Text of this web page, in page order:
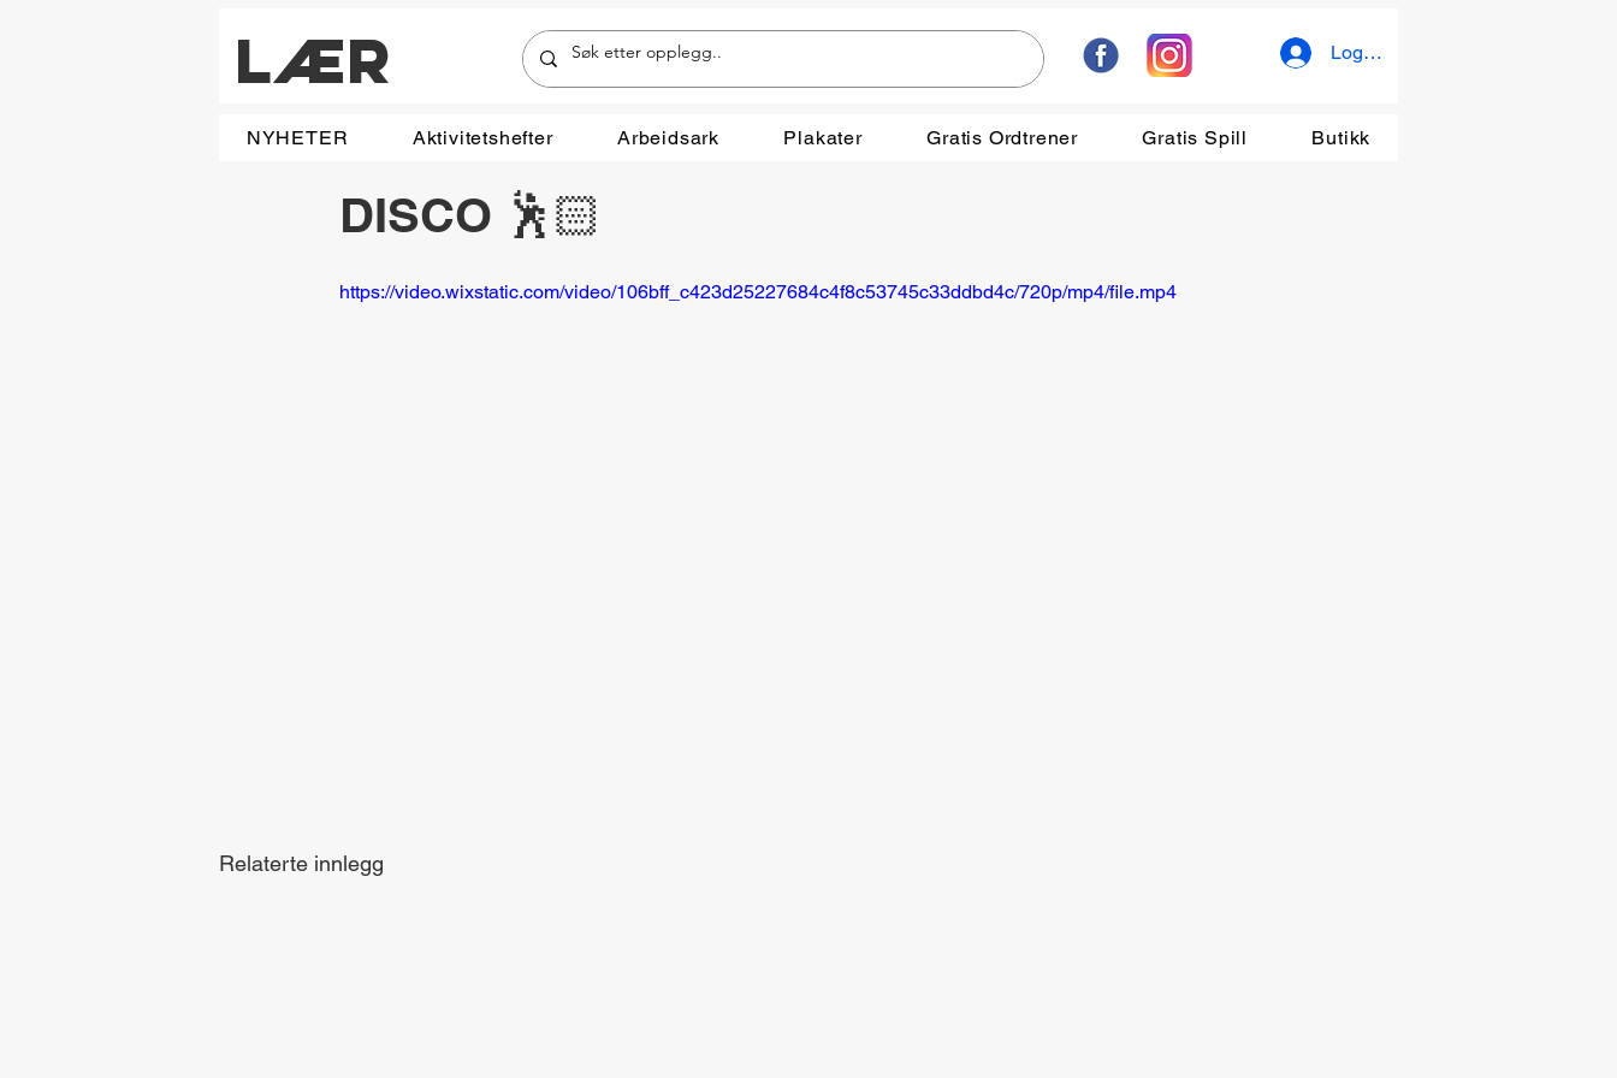
LÆR Logg inn
NYHETER Aktivitetshefter Arbeidsark Plakater Gratis Ordtrener Gratis Spill Butikk
DISCO 🕺🏻
https://video.wixstatic.com/video/106bff_c423d25227684c4f8c53745c33ddbd4c/720p/mp4/file.mp4
Relaterte innlegg